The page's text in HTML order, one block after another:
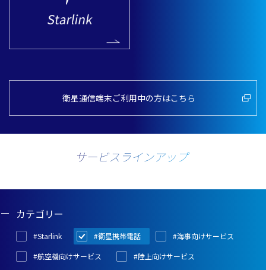
衛星通信端末ご利用中の方はこちら
サービスラインアップ
カテゴリー
#Starlink #衛星携帯電話
#海事向けサービス
#航空機向けサービス
#陸上向けサービス